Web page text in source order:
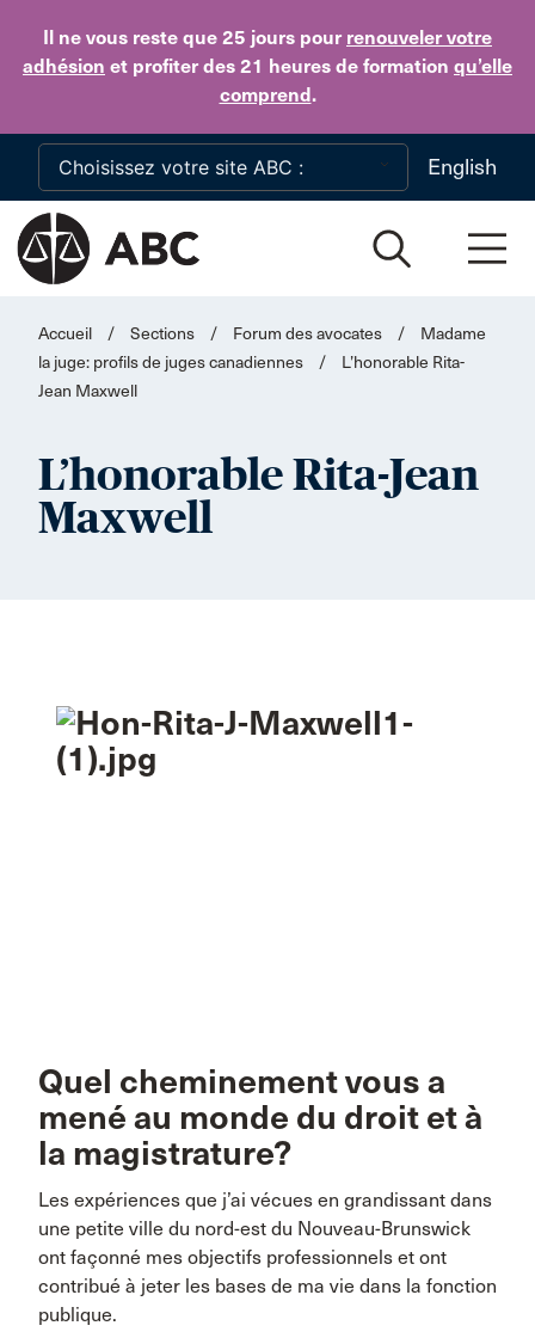
Il ne vous reste que 25 jours pour renouveler votre
adhésion et profiter des 21 heures de formation qu’elle
comprend.
Skip to main content
English
Accueil / Sections / Forum des avocates /
Madame
la juge: profils de juges canadiennes
/
L’honorable Rita-
Jean Maxwell
L’honorable Rita-Jean
Maxwell
Quel cheminement vous a
mené au monde du droit et à
la magistrature?
Les expériences que j’ai vécues en grandissant dans
une petite ville du nord-est du Nouveau-Brunswick
ont façonné mes objectifs professionnels et ont
contribué à jeter les bases de ma vie dans la fonction
publique.